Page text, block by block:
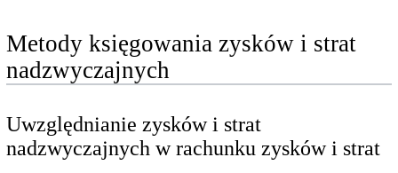
Metody księgowania zysków i strat
nadzwyczajnych
Uwzględnianie zysków i strat
nadzwyczajnych w rachunku zysków i strat